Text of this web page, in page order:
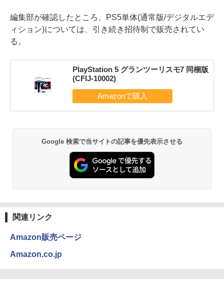
編集部が確認したところ、PS5単体(通常版/デジタルエデ
ィション)については、引き続き招待制で販売されてい
る。
PlayStation 5 グランツーリスモ7 同梱版
(CFIJ-10002)
Google 検索で当サイトの記事を優先表示させる
関連リンク
Amazon販売ページ
Amazon.co.jp